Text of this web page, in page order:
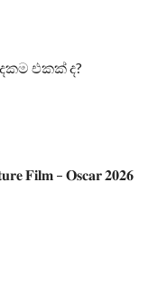
එකක් ද?
𝐅𝐢𝐥𝐦 – 𝐎𝐬𝐜𝐚𝐫 𝟐𝟎𝟐𝟔